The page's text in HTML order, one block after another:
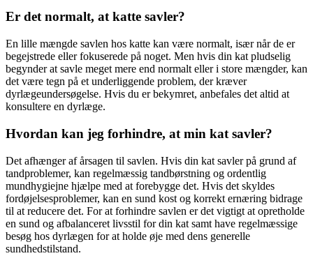
Er det normalt, at katte savler?
En lille mængde savlen hos katte kan være normalt, især når de er
begejstrede eller fokuserede på noget. Men hvis din kat pludselig
begynder at savle meget mere end normalt eller i store mængder, kan
det være tegn på et underliggende problem, der kræver
dyrlægeundersøgelse. Hvis du er bekymret, anbefales det altid at
konsultere en dyrlæge.
Hvordan kan jeg forhindre, at min kat savler?
Det afhænger af årsagen til savlen. Hvis din kat savler på grund af
tandproblemer, kan regelmæssig tandbørstning og ordentlig
mundhygiejne hjælpe med at forebygge det. Hvis det skyldes
fordøjelsesproblemer, kan en sund kost og korrekt ernæring bidrage
til at reducere det. For at forhindre savlen er det vigtigt at opretholde
en sund og afbalanceret livsstil for din kat samt have regelmæssige
besøg hos dyrlægen for at holde øje med dens generelle
sundhedstilstand.